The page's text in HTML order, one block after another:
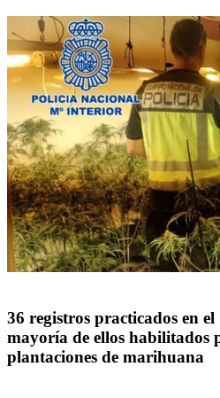
36 registros practicados en
mayoría de ellos habilitados
plantaciones de marihuana